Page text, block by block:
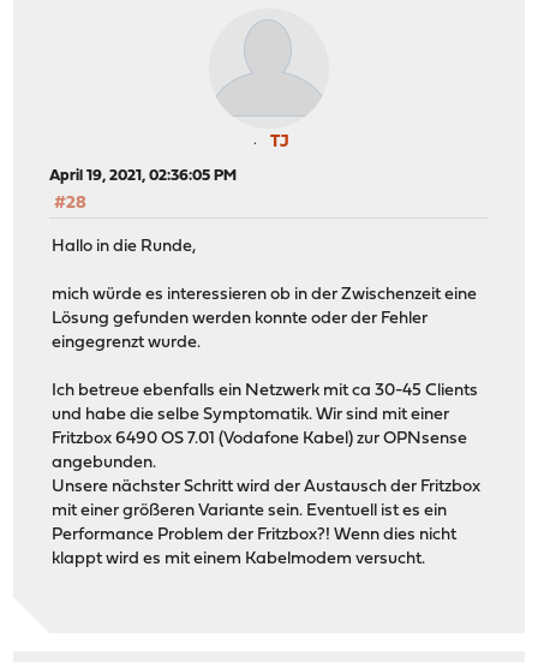
TJ
April 19, 2021, 02:36:05 PM
#28
Hallo in die Runde,
mich würde es interessieren ob in der Zwischenzeit eine
Lösung gefunden werden konnte oder der Fehler
eingegrenzt wurde.
Ich betreue ebenfalls ein Netzwerk mit ca 30-45 Clients
und habe die selbe Symptomatik. Wir sind mit einer
Fritzbox 6490 OS 7.01 (Vodafone Kabel) zur OPNsense
angebunden.
Unsere nächster Schritt wird der Austausch der Fritzbox
mit einer größeren Variante sein. Eventuell ist es ein
Performance Problem der Fritzbox?! Wenn dies nicht
klappt wird es mit einem Kabelmodem versucht.